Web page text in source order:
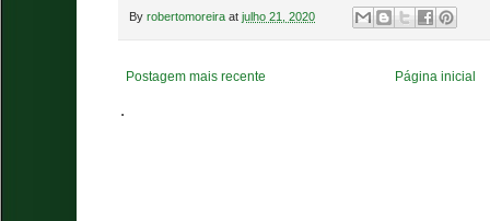
By robertomoreira at julho 21, 2020
Postagem mais recente Página inicial
.